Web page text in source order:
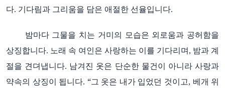
다. 기다림과 그리움을 담은 애절한 선율입니다.
밤마다 그물을 치는 거미의 모습은 외로움과 공허함을
상징합니다. 노래 속 여인은 사랑하는 이를 기다리며, 밤과 계
절을 견뎌냅니다. 남겨진 옷은 단순한 물건이 아니라 사랑과
약속의 상징이 됩니다. “그 옷은 내가 입었던 것이고, 베개 위